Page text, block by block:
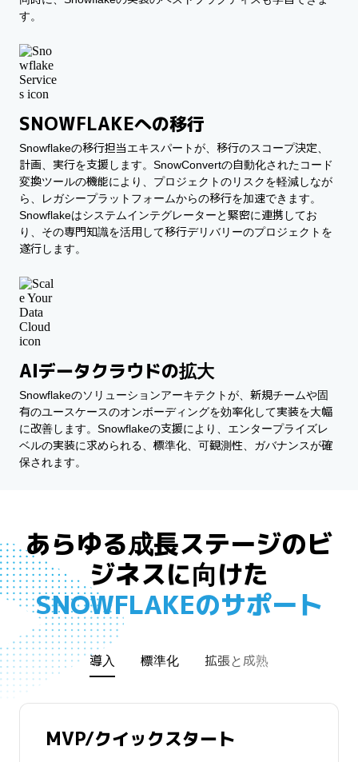
す。
SNOWFLAKEへの移行
Snowflakeの移行担当エキスパートが、移行のスコープ決定、
計画、実行を支援します。SnowConvertの自動化されたコード
変換ツールの機能により、プロジェクトのリスクを軽減しなが
ら、レガシープラットフォームからの移行を加速できます。
Snowflakeはシステムインテグレーターと緊密に連携してお
り、その専門知識を活用して移行デリバリーのプロジェクトを
遂行します。
AIデータクラウドの拡大
Snowflakeのソリューションアーキテクトが、新規チームや固
有のユースケースのオンボーディングを効率化して実装を大幅
に改善します。Snowflakeの支援により、エンタープライズレ
ベルの実装に求められる、標準化、可観測性、ガバナンスが確
保されます。
あらゆる成長ステージのビ
ジネスに向けた
SNOWFLAKEのサポート
導入 標準化 拡張と成熟
MVP/クイックスタート
データコラボレーション
アプリケーション